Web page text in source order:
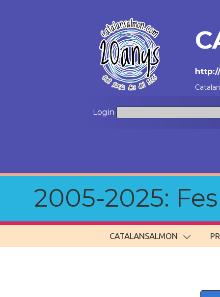
Login
2005-2025:
CATALANSALMON